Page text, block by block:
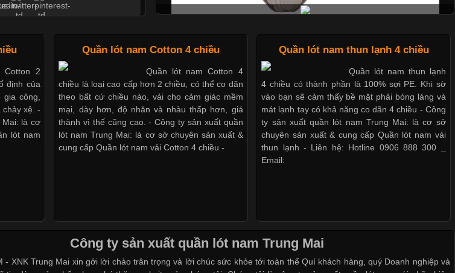
Ty Được Ưa Chuộng Hiện
việc xây dựng hình ảnh chuyên
sự phát triển của doanh nghiệp.
nhiều đơn vị lựa chọn hiện nay
Không chỉ giúp tạo sự đồng bộ,
Trong Ngành Thời Trang?
Cập nhật 2026-05-27 17:03:46
Ưa Chuộng Trong Ngành May
Mẫu quần lót nam giá rẻ sốt hè 2017
Những mẩu quần lót nam thông dụng hiện nay
Bộ sưu tập quần lót nam Boxer TpHCM
Nguyên bộ quần lót nam Boxer thun lạnh giá rẻ
Cotton 2
định của
công,
xệ. -
Mai: là cơ
lót nam
Quần lót nam Cotton 4 chiều
Quần lót nam Cotton 4
chiều là loại cao cấp hơn 2 chiều, có thể co dãn
theo bất cứ chiều nào, vải cho cảm giác mềm
mại, dày hơn, độ nhăn và nhàu thấp hơn, giá
thành vì thế cũng cao. - Công ty sản xuất quần
lót nam Trung Mai: là cơ sở chuyên sản xuất &
cung cấp Quần lót nam vải Cotton 4 chiều -
Quần lót nam thun lạnh 4 chiều
Quần lót nam thun lạnh
4 chiều có thành phần là 100% sợi PE. Khi sờ
vào bạn sẽ cảm thấy bề mặt phải bóng láng và
mát lạnh tay có khả năng co dãn 4 chiều - Công
ty sản xuất quần lót nam Trung Mai: là cơ sở
chuyên sản xuất & cung cấp Quần lót nam vải
thun lạnh - Liên hệ: Hotline 0906 888 300 _
Email:
Công ty sản xuất quần lót nam Trung Mai
- XNK Trung Mai xin gởi lời chào trân trọng và lời chúc sức khỏe tới toàn thể Quí khách hàng, quý Doanh nghiệp và